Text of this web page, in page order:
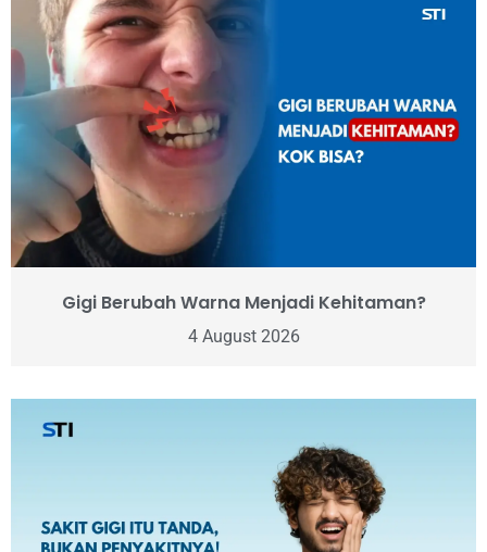
Gigi Berubah Warna Menjadi Kehitaman?
4 August 2026